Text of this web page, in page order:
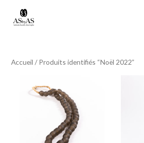
Accueil / Produits identifiés “Noël 2022”